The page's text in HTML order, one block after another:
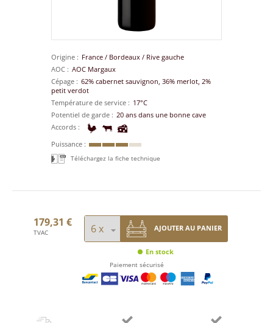
Origine France / Bordeaux / Rive gauche
AOC
AOC Margaux
Cépage
62% cabernet sauvignon, 36% merlot, 2%
petit verdot
Température de service
17°C
Potentiel de garde
20 ans dans une bonne cave
Accords
Puissance
Téléchargez la fiche technique
179,31 €
TVAC
AJOUTER AU PANIER
En stock
Paiement sécurisé